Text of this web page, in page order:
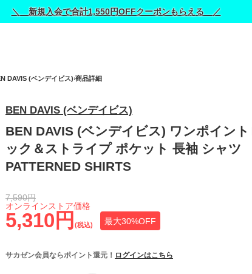
＼ 新規入会で合計1,550円OFFクーポンもらえる ／
DAVIS (ベンデイビス) 商品詳細
BEN DAVIS (ベンデイビス)
BEN DAVIS (ベンデイビス) ワンポイン
ック＆ストライプ ポケット 長袖 シャツ
PATTERNED SHIRTS
5,310円 (税込) 最大30%OFF
オンラインストア価格
7,590円
サカゼン会員ならポイント還元！ ログインはこちら